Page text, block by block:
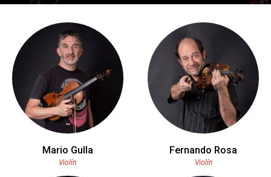
Mario Gulla
Violín
Fernando Rosa
Violín